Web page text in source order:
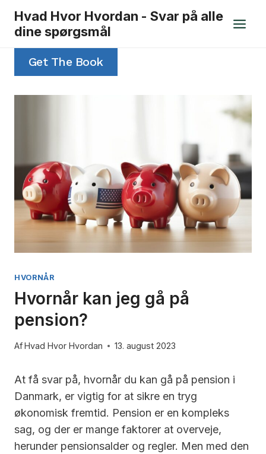
Hvad Hvor Hvordan - Svar på alle
dine spørgsmål
Get The Book
HVORNÅR
Hvornår kan jeg gå på
pension?
AfHvad Hvor Hvordan 13. august 2023
At få svar på, hvornår du kan gå på pension i
Danmark, er vigtig for at sikre en tryg
økonomisk fremtid. Pension er en kompleks
sag, og der er mange faktorer at overveje,
herunder pensionsalder og regler. Men med den